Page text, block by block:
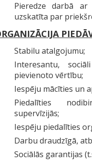
Pieredze darbā
uzskatīta par
Stabilu atalgojumu;
Interesantu,
pievienoto vērtību;
Iespēju mācīties un
Piedalīties
supervīzijās;
Iespēju piedalīties
Darbu draudzīgā,
Sociālās garantijas